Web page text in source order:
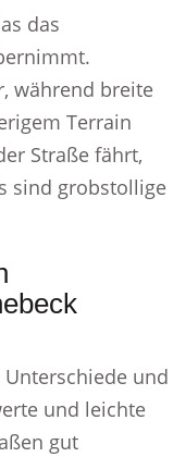
das
während breite
Terrain
Straße fährt,
sind grobstollige
und
und leichte
gut